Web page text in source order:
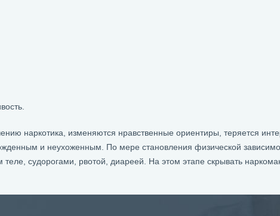
наркотика, изменяются нравственные ориентиры, теряется
и неухоженным. По мере становления физической
судорогами, рвотой, диареей. На этом этапе скрывать